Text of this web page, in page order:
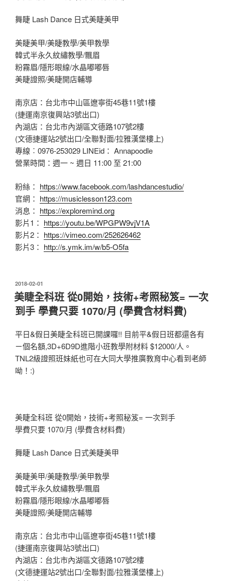
舞睫 Lash Dance 日式美睫美甲
美睫美甲/美睫教學/美甲教學
韓式半永久紋繡教學/飄眉
粉霧眉/隱形眼線/水晶嘟嘟唇
美睫證照/美睫開店輔導
南京店：台北市中山區遼寧街45巷11號1樓
(捷運南京復興站3號出口)
內湖店：台北市內湖區文德路107號2樓
(文德捷運站2號出口/全聯對面/拉雅漢堡樓上)
專線︰0976-253029 LINEid： Annapoodle
營業時間：週一 ~ 週日 11:00 至 21:00
粉絲： https://www.facebook.com/lashdancestudio/
官網： https://musiclesson123.com
消息： https://exploremind.org
影片1： https://youtu.be/WPGPW9vjV1A
影片2： https://vimeo.com/252626462
影片3： http://s.ymk.im/w/b5-O5fa
發
佈
於
2018-02-01
美睫全科班 從0開始，技術+考照秘笈= 一次
到手 學費只要 1070/月 (學費含材料費)
平日&假日美睫全科班已開課囉!! 目前平&假日班都還各有
ㄧ個名額,3D+6D9D進階小班教學附材料 $12000/人。
TNL2級證照班妹紙也可在大同大學推廣教育中心看到老師
呦！:)
美睫全科班 從0開始，技術+考照秘笈= 一次到手
學費只要 1070/月 (學費含材料費)
舞睫 Lash Dance 日式美睫美甲
美睫美甲/美睫教學/美甲教學
韓式半永久紋繡教學/飄眉
粉霧眉/隱形眼線/水晶嘟嘟唇
美睫證照/美睫開店輔導
南京店：台北市中山區遼寧街45巷11號1樓
(捷運南京復興站3號出口)
內湖店：台北市內湖區文德路107號2樓
(文德捷運站2號出口/全聯對面/拉雅漢堡樓上)